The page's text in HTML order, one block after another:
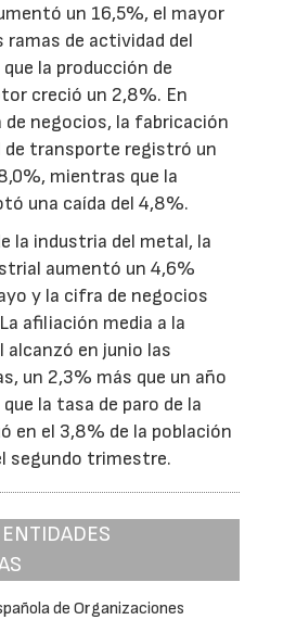
un 16,5%, el mayor
ramas de actividad del
la producción de
creció un 2,8%. En
negocios, la fabricación
transporte registró un
mientras que la
una caída del 4,8%.
la industria del metal, la
aumentó un 4,6%
y la cifra de negocios
afiliación media a la
alcanzó en junio las
un 2,3% más que un año
la tasa de paro de la
en el 3,8% de la población
segundo trimestre.
de Organizaciones